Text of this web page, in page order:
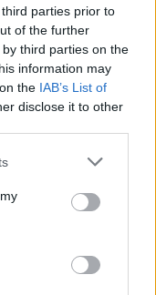
parties prior to
of the further
third parties on the
information may
the IAB’s List of
disclose it to other
or more Google
You may click to
third-party tags to
in below Google